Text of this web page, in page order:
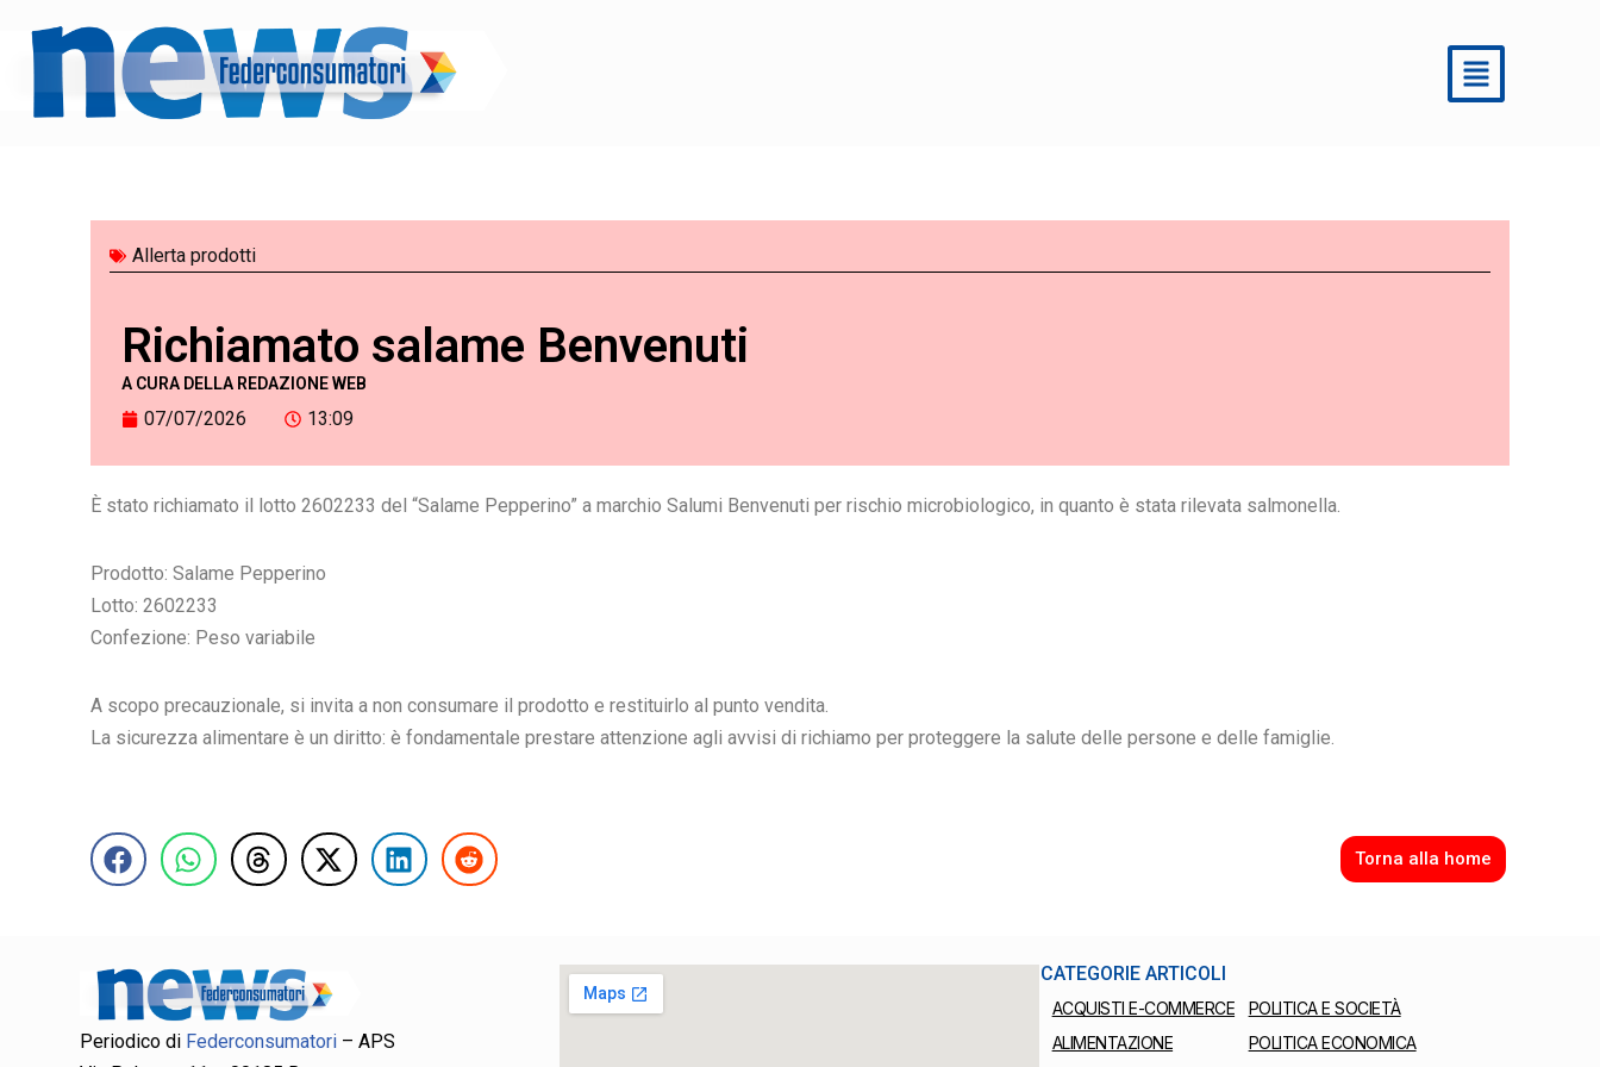
Vai
Allerta prodotti
Richiamato salame Benvenuti
A CURA DELLA REDAZIONE WEB
07/07/2026 13:09
È stato richiamato il lotto 2602233 del “Salame Pepperino” a marchio Salumi Benvenuti per rischio microbiologico, in quanto è stata rilevata salmonella.
Prodotto: Salame Pepperino
Lotto: 2602233
Confezione: Peso variabile
A scopo precauzionale, si invita a non consumare il prodotto e restituirlo al punto vendita.
La sicurezza alimentare è un diritto: è fondamentale prestare attenzione agli avvisi di richiamo per proteggere la salute delle persone e delle famiglie.
Torna alla home
Periodico di Federconsumatori – APS
CATEGORIE ARTICOLI
ACQUISTI E-COMMERCE
ALIMENTAZIONE
POLITICA E SOCIETÀ
POLITICA ECONOMICA